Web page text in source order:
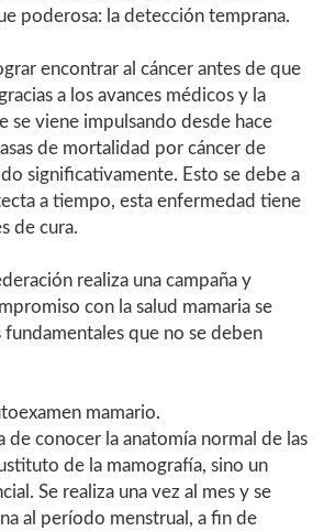
poderosa: la detección temprana.
encontrar al cáncer antes de que
a los avances médicos y la
se viene impulsando desde hace
de mortalidad por cáncer de
significativamente. Esto se debe a
a tiempo, esta enfermedad tiene
de cura.
realiza una campaña y
con la salud mamaria se
fundamentales que no se deben
mamario.
de conocer la anatomía normal de las
de la mamografía, sino un
Se realiza una vez al mes y se
al período menstrual, a fin de